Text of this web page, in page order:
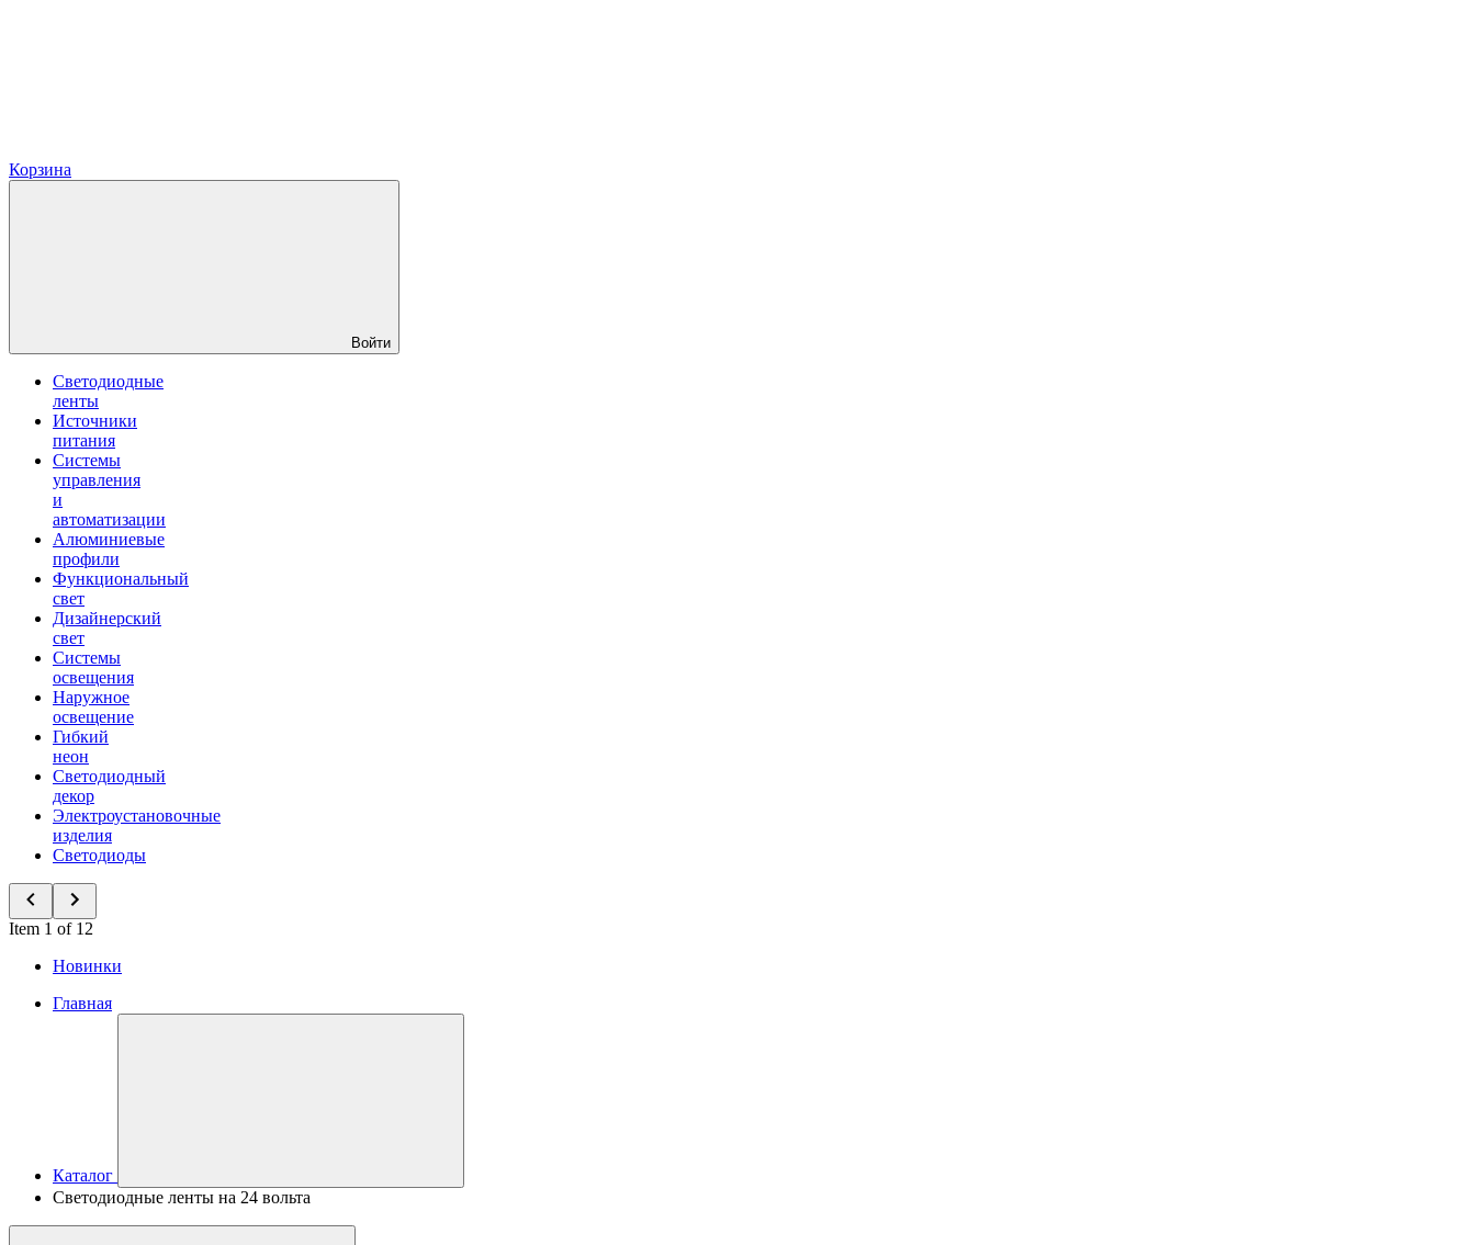
Корзина
Войти
Светодиодные
ленты
Источники
питания
Системы
управления
и
автоматизации
Алюминиевые
профили
Функциональный
свет
Дизайнерский
свет
Системы
освещения
Наружное
освещение
Гибкий
неон
Светодиодный
декор
Электроустановочные
изделия
Светодиоды
Item 1 of 12
Новинки
Главная
Каталог
Светодиодные ленты на 24 вольта